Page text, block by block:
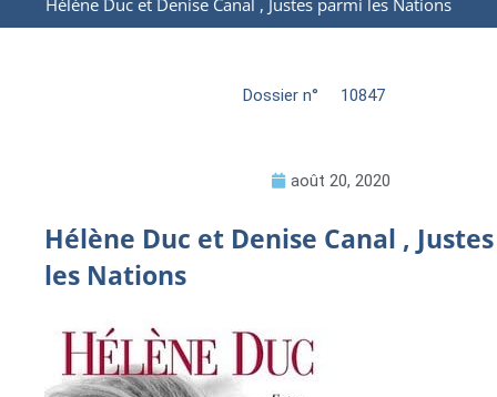
Hélène Duc et Denise Canal , Justes parmi les Nations
Dossier n° 10847
août 20, 2020
Hélène Duc et Denise Canal ,
les Nations